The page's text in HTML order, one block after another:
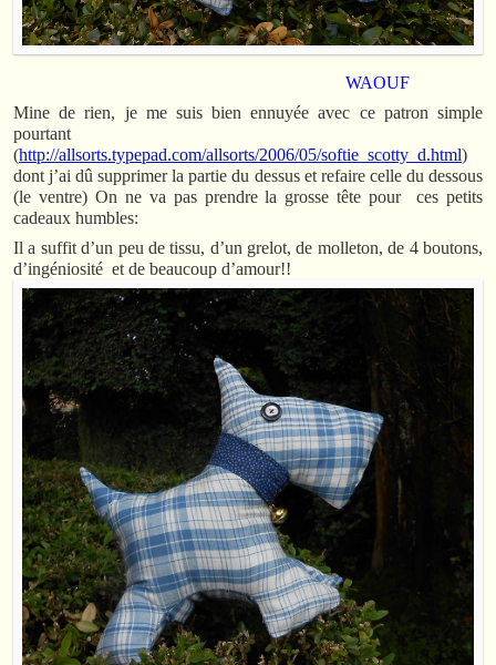
WAOUF
Mine de rien, je me suis bien ennuyée avec ce patron simple
pourtant
(http://allsorts.typepad.com/allsorts/2006/05/softie_scotty_d.html)
dont j’ai dû supprimer la partie du dessus et refaire celle du dessous
(le ventre) On ne va pas prendre la grosse tête pour ces petits
cadeaux humbles:
Il a suffit d’un peu de tissu, d’un grelot, de molleton, de 4 boutons,
d’ingéniosité et de beaucoup d’amour!!